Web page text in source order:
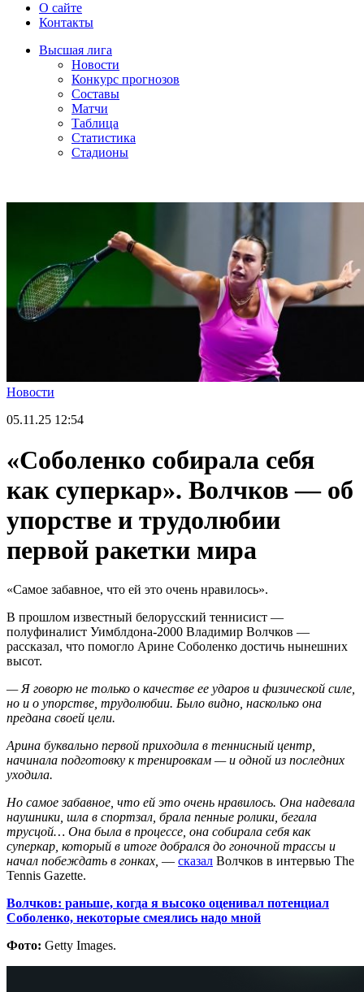
О сайте
Контакты
Высшая лига
Новости
Конкурс прогнозов
Составы
Матчи
Таблица
Статистика
Стадионы
Новости
05.11.25 12:54
«Соболенко собирала себя
как суперкар». Волчков — об
упорстве и трудолюбии
первой ракетки мира
«Самое забавное, что ей это очень нравилось».
В прошлом известный белорусский теннисист —
полуфиналист Уимблдона-2000 Владимир Волчков —
рассказал, что помогло Арине Соболенко достичь нынешних
высот.
— Я говорю не только о качестве ее ударов и физической силе,
но и о упорстве, трудолюбии. Было видно, насколько она
предана своей цели.
Арина буквально первой приходила в теннисный центр,
начинала подготовку к тренировкам — и одной из последних
уходила.
Но самое забавное, что ей это очень нравилось. Она надевала
наушники, шла в спортзал, брала пенные ролики, бегала
трусцой… Она была в процессе, она собирала себя как
суперкар, который в итоге добрался до гоночной трассы и
начал побеждать в гонках, — сказал Волчков в интервью The
Tennis Gazette.
Волчков: раньше, когда я высоко оценивал потенциал
Соболенко, некоторые смеялись надо мной
Фото: Getty Images.